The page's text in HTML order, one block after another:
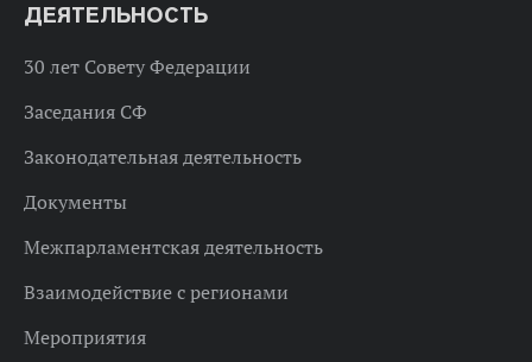
ДЕЯТЕЛЬНОСТЬ
30 лет Совету Федерации
Заседания СФ
Законодательная деятельность
Документы
Межпарламентская деятельность
Взаимодействие с регионами
Мероприятия